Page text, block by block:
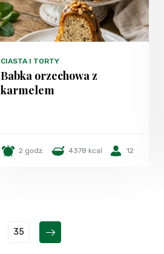
CIASTA I TORTY
Babka orzechowa z
karmelem
2 godz. 4378 kcal 12
35